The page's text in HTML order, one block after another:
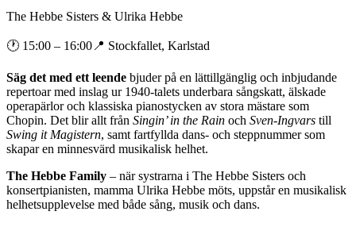
The Hebbe Sisters & Ulrika Hebbe
🕐 15:00 – 16:00 📍 Stockfallet, Karlstad
Säg det med ett leende bjuder på en lättillgänglig och inbjudande
repertoar med inslag ur 1940-talets underbara sångskatt, älskade
operapärlor och klassiska pianostycken av stora mästare som
Chopin. Det blir allt från Singin’ in the Rain och Sven-Ingvars till
Swing it Magistern, samt fartfyllda dans- och steppnummer som
skapar en minnesvärd musikalisk helhet.
The Hebbe Family – när systrarna i The Hebbe Sisters och
konsertpianisten, mamma Ulrika Hebbe möts, uppstår en musikalisk
helhetsupplevelse med både sång, musik och dans.